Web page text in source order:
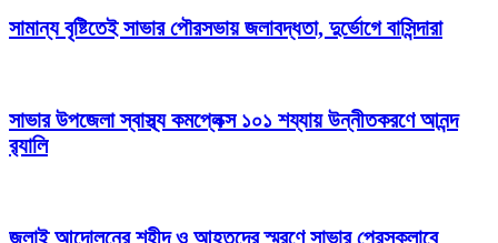
সামান্য বৃষ্টিতেই সাভার পৌরসভায় জলাবদ্ধতা, দুর্ভোগে বাসিন্দারা
সাভার উপজেলা স্বাস্থ্য কমপ্লেক্স ১০১ শয্যায় উন্নীতকরণে আনন্দ
র‍্যালি
জুলাই আন্দোলনের শহীদ ও আহতদের স্মরণে সাভার প্রেসক্লাবে